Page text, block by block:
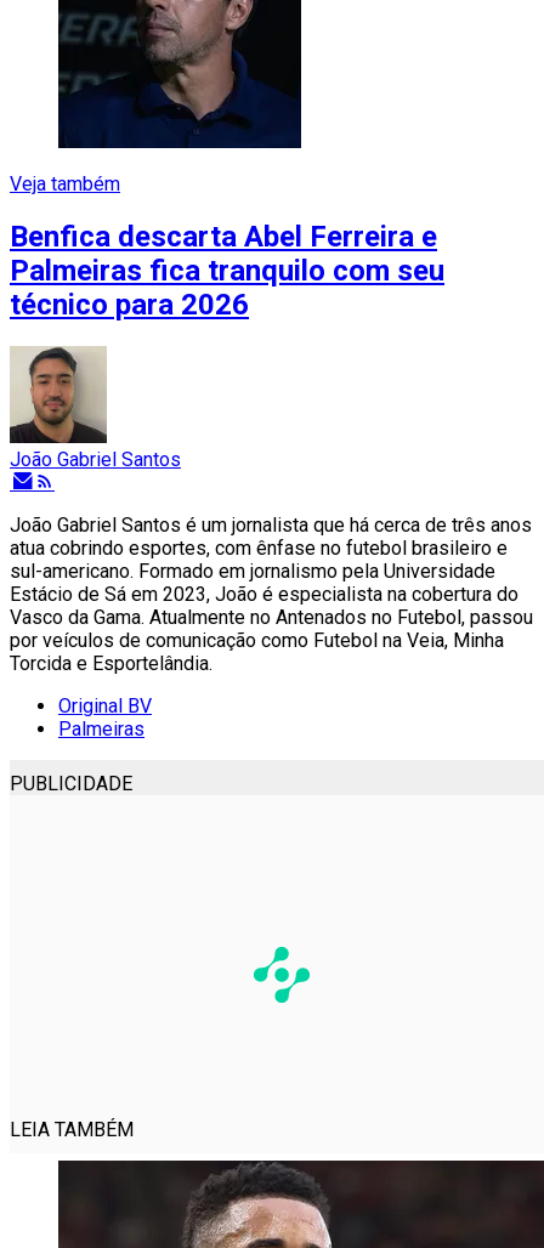
Veja também
Benfica descarta Abel Ferreira e
Palmeiras fica tranquilo com seu
técnico para 2026
João Gabriel Santos
João Gabriel Santos é um jornalista que há cerca de três anos
atua cobrindo esportes, com ênfase no futebol brasileiro e
sul-americano. Formado em jornalismo pela Universidade
Estácio de Sá em 2023, João é especialista na cobertura do
Vasco da Gama. Atualmente no Antenados no Futebol, passou
por veículos de comunicação como Futebol na Veia, Minha
Torcida e Esportelândia.
Original BV
Palmeiras
PUBLICIDADE
LEIA TAMBÉM